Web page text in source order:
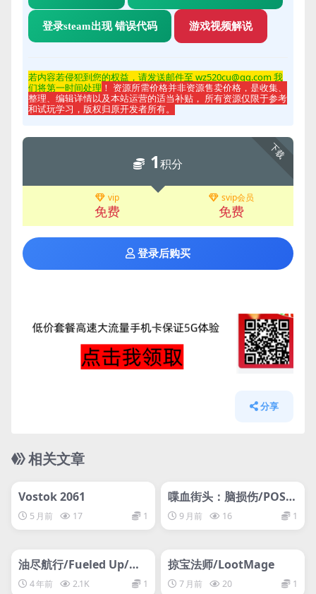
登录steam出现 错误代码 游戏视频解说
若内容若侵犯到您的权益，请发送邮件至 wz520cu@qq.com 我
们将第一时间处理 ！ 资源所需价格并非资源售卖价格，是收集、
整理、编辑详情以及本站运营的适当补贴， 所有资源仅限于参考
和试玩学习，版权归原开发者所有。
下载
1积分
vip
免费
svip会员
免费
登录后购买
分享
相关文章
Vostok 2061
5 月前 17 1
网盘下载游戏
喋血街头：脑损伤/POST
AL: Brain Damaged
9 月前 16 1
支持网络联机
油尽航行/Fueled Up/支
持网络联机
4 年前 2.1K 1
网盘下载游戏
掠宝法师/LootMage
7 月前 20 1